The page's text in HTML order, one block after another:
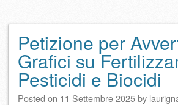
Navigazione articolo
Petizione per
Grafici su
Pesticidi e Biocidi
Posted on 11 Settembre 2025by